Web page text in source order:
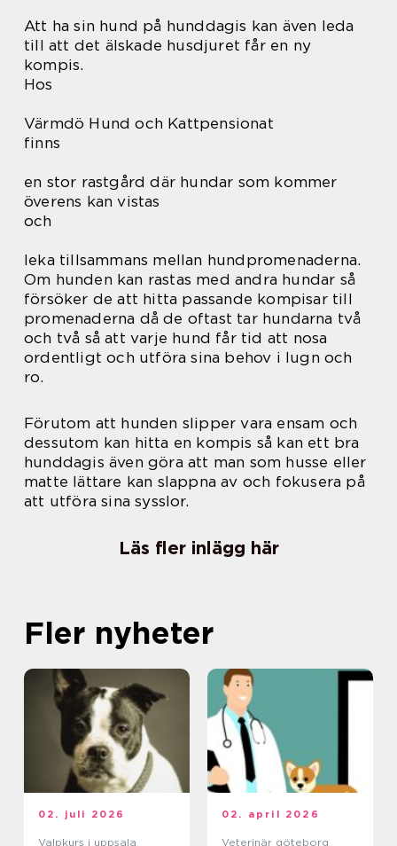
Att ha sin hund på hunddagis kan även leda
till att det älskade husdjuret får en ny
kompis.
Hos
Värmdö Hund och Kattpensionat
finns
en stor rastgård där hundar som kommer
överens kan vistas
och
leka tillsammans mellan hundpromenaderna.
Om hunden kan rastas med andra hundar så
försöker de att hitta passande kompisar till
promenaderna då de oftast tar hundarna två
och två så att varje hund får tid att nosa
ordentligt och utföra sina behov i lugn och
ro.
Förutom att hunden slipper vara ensam och
dessutom kan hitta en kompis så kan ett bra
hunddagis även göra att man som husse eller
matte lättare kan slappna av och fokusera på
att utföra sina sysslor.
Läs fler inlägg här
Fler nyheter
02. juli 2026
Valpkurs i uppsala
02. april 2026
Veterinär göteborg